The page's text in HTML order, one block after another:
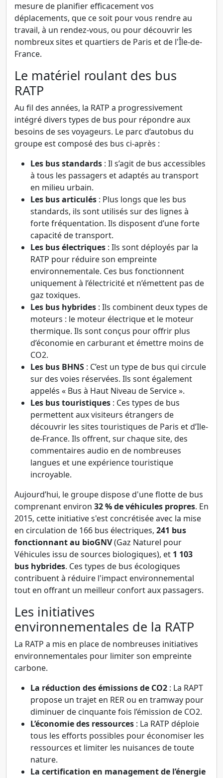
mesure de planifier efficacement vos
déplacements, que ce soit pour vous rendre au
travail, à un rendez-vous, ou pour découvrir les
nombreux sites et quartiers de Paris et de l'Île-de-
France.
Le matériel roulant des bus
RATP
Au fil des années, la RATP a progressivement
intégré divers types de bus pour répondre aux
besoins de ses voyageurs. Le parc d’autobus du
groupe est composé des bus ci-après :
Les bus standards : Il s’agit de bus accessibles
à tous les passagers et adaptés au transport
en milieu urbain.
Les bus articulés : Plus longs que les bus
standards, ils sont utilisés sur des lignes à
forte fréquentation. Ils disposent d’une forte
capacité de transport.
Les bus électriques : Ils sont déployés par la
RATP pour réduire son empreinte
environnementale. Ces bus fonctionnent
uniquement à l’électricité et n’émettent pas de
gaz toxiques.
Les bus hybrides : Ils combinent deux types de
moteurs : le moteur électrique et le moteur
thermique. Ils sont conçus pour offrir plus
d’économie en carburant et émettre moins de
CO2.
Les bus BHNS : C’est un type de bus qui circule
sur des voies réservées. Ils sont également
appelés « Bus à Haut Niveau de Service ».
Les bus touristiques : Ces types de bus
permettent aux visiteurs étrangers de
découvrir les sites touristiques de Paris et d’Ile-
de-France. Ils offrent, sur chaque site, des
commentaires audio en de nombreuses
langues et une expérience touristique
incroyable.
Aujourd’hui, le groupe dispose d'une flotte de bus
comprenant environ 32 % de véhicules propres. En
2015, cette initiative s'est concrétisée avec la mise
en circulation de 166 bus électriques, 241 bus
fonctionnant au bioGNV(Gaz Naturel pour
Véhicules issu de sources biologiques), et 1 103
bus hybrides. Ces types de bus écologiques
contribuent à réduire l'impact environnemental
tout en offrant un meilleur confort aux passagers.
Les initiatives
environnementales de la RATP
La RATP a mis en place de nombreuses initiatives
environnementales pour limiter son empreinte
carbone.
La réduction des émissions de CO2 : La RAPT
propose un trajet en RER ou en tramway pour
diminuer de cinquante fois l’émission de CO2.
L’économie des ressources : La RATP déploie
tous les efforts possibles pour économiser les
ressources et limiter les nuisances de toute
nature.
La certification en management de l’énergie